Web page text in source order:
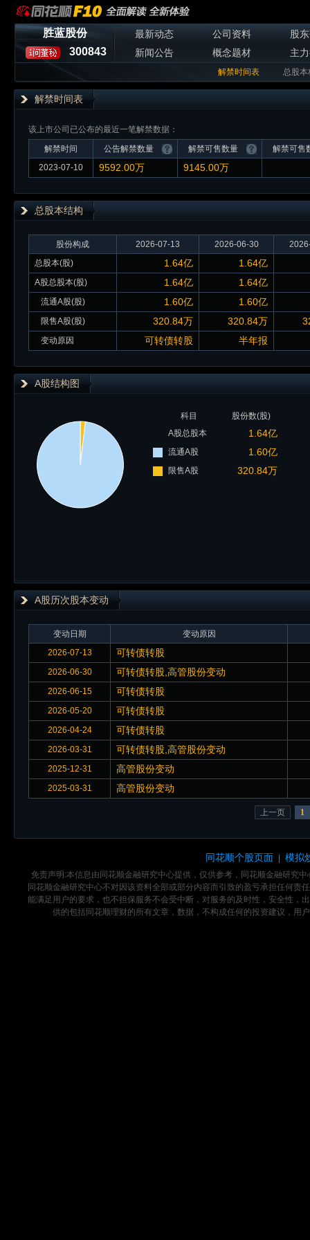
胜蓝股份
300843
最新动态 公司资料
股
新闻公告
概念题材 主
解禁时间表 总股本
解禁时间表
该上市公司已公布的最近一笔解禁数据：
解禁时间
公告解禁数量 解禁可售数量
解禁可售
2023-07-10
9592.00万 9145.00万
总股本结构
股份构成 2026-07-13 2026-06-30
总股本(股)
1.64亿 1.64亿
A股总股本(股) 1.64亿 1.64亿
流通A股(股) 1.60亿 1.60亿
限售A股(股) 320.84万 320.84万
变动原因 可转债转股 半年报
A股结构图
科目
股份数(股)
A股总股本
1.64亿
流通A股 1.60亿
限售A股 320.84万
A股历次股本变动
变动日期
变动原因
2026-07-13
可转债转股
2026-06-30 可转债转股,高管股份变动
2026-06-15 可转债转股
2026-05-20 可转债转股
2026-04-24 可转债转股
2026-03-31 可转债转股,高管股份变动
2025-12-31 高管股份变动
2025-03-31 高管股份变动
上一页 1
同花顺个股页面 模拟
免责声明:本信息由同花顺金融研究中心提供，仅供参考，同花顺金融研究
同花顺金融研究中心不对因该资料全部或部分内容而引致的盈亏承担任何
能满足用户的要求，也不担保服务不会受中断，对服务的及时性，安全性，
供的包括同花顺理财的所有文章，数据，不构成任何的投资建议，用